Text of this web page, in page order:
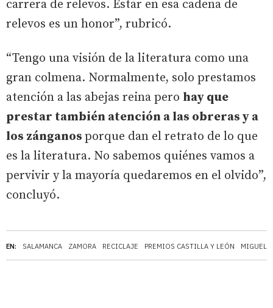
EN: SALAMANCA ZAMORA RECICLAJE PREMIOS CASTILLA Y LEÓN MIGUEL
carrera de relevos. Estar en esa cadena de
relevos es un honor”, rubricó.
“Tengo una visión de la literatura como una
gran colmena. Normalmente, solo prestamos
atención a las abejas reina pero hay que
prestar también atención a las obreras y a
los zánganos porque dan el retrato de lo que
es la literatura. No sabemos quiénes vamos a
pervivir y la mayoría quedaremos en el olvido”,
concluyó.